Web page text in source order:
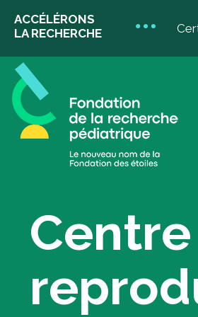
ACCÉLÉRONS
LA RECHERCHE
pédiatrique
Votre impact